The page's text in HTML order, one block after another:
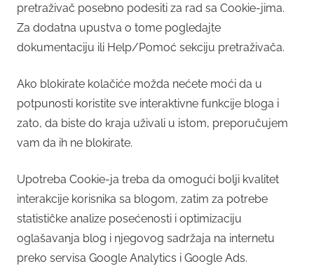
pretraživač posebno podesiti za rad sa Cookie-jima.
Za dodatna upustva o tome pogledajte
dokumentaciju ili Help/Pomoć sekciju pretraživača.
Ako blokirate kolačiće možda nećete moći da u
potpunosti koristite sve interaktivne funkcije bloga i
zato, da biste do kraja uživali u istom, preporučujem
vam da ih ne blokirate.
Upotreba Cookie-ja treba da omogući bolji kvalitet
interakcije korisnika sa blogom, zatim za potrebe
statističke analize posećenosti i optimizaciju
oglašavanja blog i njegovog sadržaja na internetu
preko servisa Google Analytics i Google Ads.